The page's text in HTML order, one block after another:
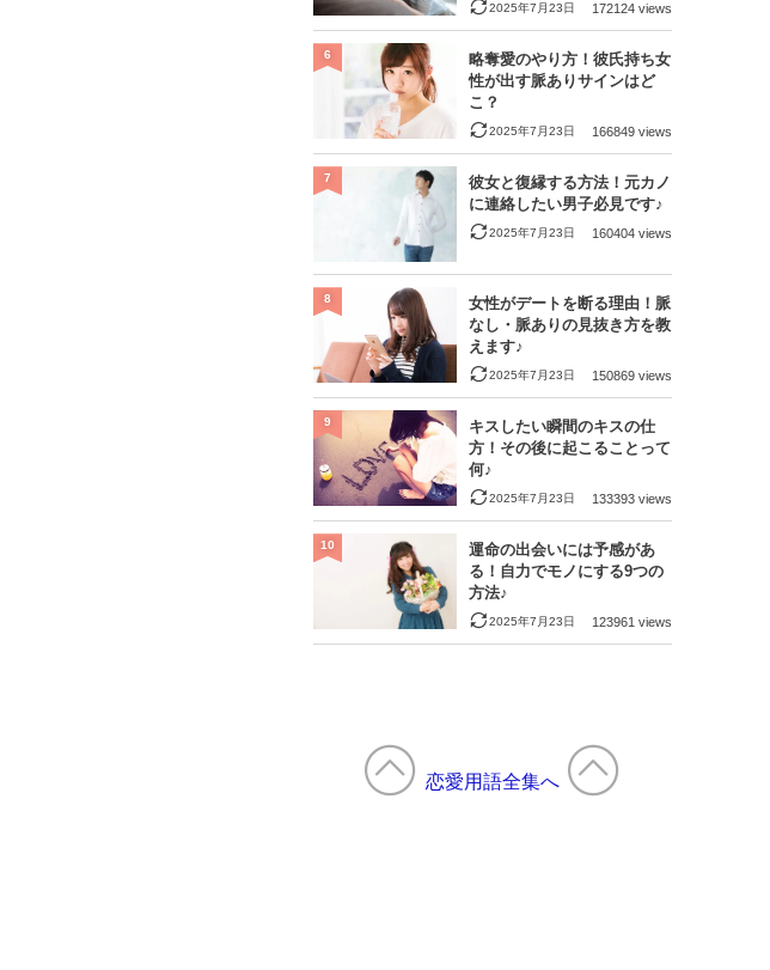
2025年7月23日 172124 views
略奪愛のやり方！彼氏持ち女
性が出す脈ありサインはど
こ？
2025年7月23日 166849 views
6
彼女と復縁する方法！元カノ
に連絡したい男子必見です♪
2025年7月23日 160404 views
7
女性がデートを断る理由！脈
なし・脈ありの見抜き方を教
えます♪
2025年7月23日 150869 views
8
キスしたい瞬間のキスの仕
方！その後に起こることって
何♪
2025年7月23日 133393 views
9
運命の出会いには予感があ
る！自力でモノにする9つの
方法♪
2025年7月23日 123961 views
10
恋愛用語全集へ